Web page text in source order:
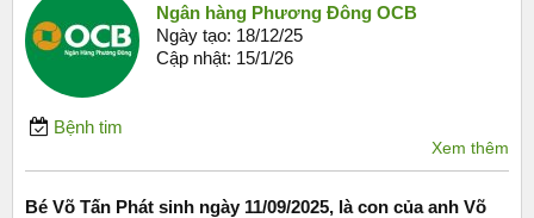
Ngân hàng Phương Đông OCB
Ngày tạo: 18/12/25
Cập nhật: 15/1/26
Bệnh tim
Xem thêm
Bé Võ Tấn Phát sinh ngày 11/09/2025, là con của anh Võ